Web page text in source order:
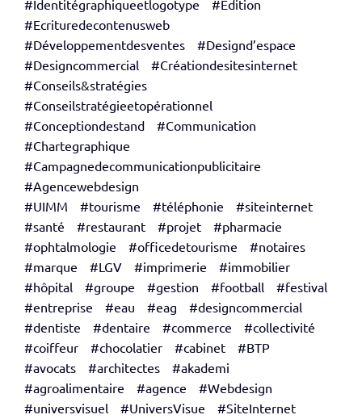
#Identitégraphiqueetlogotype
#Edition
#Ecrituredecontenusweb
#Développementdesventes
#Designd’espace
#Designcommercial
#Créationdesitesinternet
#Conseils&stratégies
#Conseilstratégieetopérationnel
#Conceptiondestand
#Communication
#Chartegraphique
#Campagnedecommunicationpublicitaire
#Agencewebdesign
#UIMM
#tourisme #téléphonie
#siteinternet
#santé
#restaurant #projet
#pharmacie
#ophtalmologie
#officedetourisme
#notaires
#marque
#LGV #imprimerie
#immobilier
#hôpital
#groupe #gestion #football
#festival
#entreprise
#eau #eag
#designcommercial
#dentiste
#dentaire #commerce
#collectivité
#coiffeur
#chocolatier #cabinet
#BTP
#avocats
#architectes
#akademi
#agroalimentaire
#agence
#Webdesign
#universvisuel
#UniversVisue
#SiteInternet